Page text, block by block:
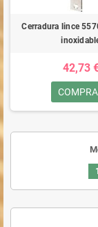
Cerradura lince
42,73
1